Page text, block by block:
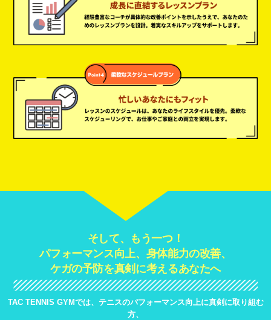
そして、もう一つ！
パフォーマンス向上、身体能力の改善、
ケガの予防を真剣に考えるあなたへ
TAC TENNIS GYMでは、テニスのパフォーマンス向上に真剣に取り組む
方、